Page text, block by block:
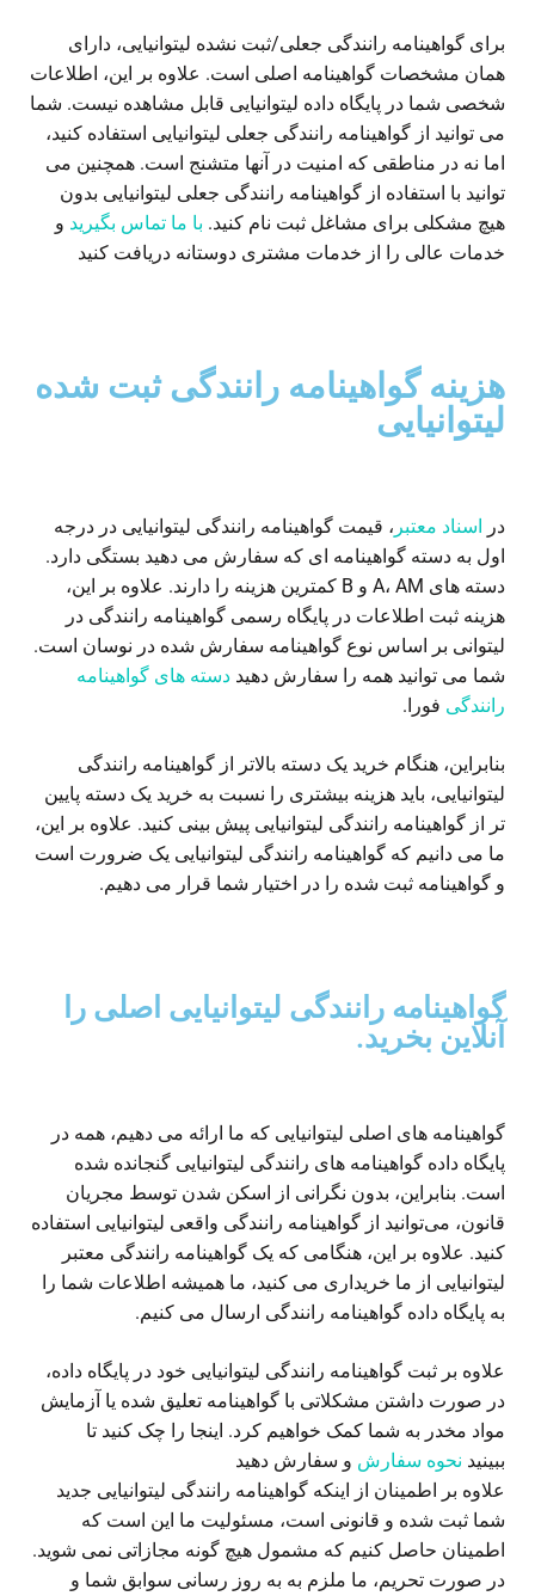
برای گواهینامه رانندگی جعلی/ثبت نشده لیتوانیایی، دارای
همان مشخصات گواهینامه اصلی است. علاوه بر این، اطلاعات
شخصی شما در پایگاه داده لیتوانیایی قابل مشاهده نیست. شما
می توانید از گواهینامه رانندگی جعلی لیتوانیایی استفاده کنید،
اما نه در مناطقی که امنیت در آنها متشنج است. همچنین می
توانید با استفاده از گواهینامه رانندگی جعلی لیتوانیایی بدون
هیچ مشکلی برای مشاغل ثبت نام کنید. با ما تماس بگیرید و
خدمات عالی را از خدمات مشتری دوستانه دریافت کنید
هزینه گواهینامه رانندگی ثبت شده
لیتوانیایی
در اسناد معتبر ، قیمت گواهینامه رانندگی لیتوانیایی در درجه
اول به دسته گواهینامه ای که سفارش می دهید بستگی دارد.
دسته های A، AM و B کمترین هزینه را دارند. علاوه بر این،
هزینه ثبت اطلاعات در پایگاه رسمی گواهینامه رانندگی در
لیتوانی بر اساس نوع گواهینامه سفارش شده در نوسان است.
شما می توانید همه را سفارش دهید دسته های گواهینامه
رانندگی فورا.
بنابراین، هنگام خرید یک دسته بالاتر از گواهینامه رانندگی
لیتوانیایی، باید هزینه بیشتری را نسبت به خرید یک دسته پایین
تر از گواهینامه رانندگی لیتوانیایی پیش بینی کنید. علاوه بر این،
ما می دانیم که گواهینامه رانندگی لیتوانیایی یک ضرورت است
و گواهینامه ثبت شده را در اختیار شما قرار می دهیم.
گواهینامه رانندگی لیتوانیایی اصلی را
آنلاین بخرید.
گواهینامه های اصلی لیتوانیایی که ما ارائه می دهیم، همه در
پایگاه داده گواهینامه های رانندگی لیتوانیایی گنجانده شده
است. بنابراین، بدون نگرانی از اسکن شدن توسط مجریان
قانون، می‌توانید از گواهینامه رانندگی واقعی لیتوانیایی استفاده
کنید. علاوه بر این، هنگامی که یک گواهینامه رانندگی معتبر
لیتوانیایی از ما خریداری می کنید، ما همیشه اطلاعات شما را
به پایگاه داده گواهینامه رانندگی ارسال می کنیم.
علاوه بر ثبت گواهینامه رانندگی لیتوانیایی خود در پایگاه داده،
در صورت داشتن مشکلاتی با گواهینامه تعلیق شده یا آزمایش
مواد مخدر به شما کمک خواهیم کرد. اینجا را چک کنید تا
ببینید نحوه سفارش و سفارش دهید
علاوه بر اطمینان از اینکه گواهینامه رانندگی لیتوانیایی جدید
شما ثبت شده و قانونی است، مسئولیت ما این است که
اطمینان حاصل کنیم که مشمول هیچ گونه مجازاتی نمی شوید.
در صورت تحریم، ما ملزم به به روز رسانی سوابق شما و